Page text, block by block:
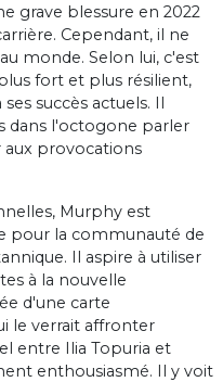
grave blessure en 2022
Cependant, il ne
monde. Selon lui, c'est
fort et plus résilient,
succès actuels. Il
dans l'octogone parler
provocations
Murphy est
pour la communauté de
Il aspire à utiliser
à la nouvelle
d'une carte
le verrait affronter
entre Ilia Topuria et
enthousiasmé. Il y voit